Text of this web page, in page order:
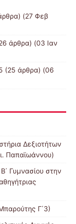
(27 Φεβ
άρθρα) (03 Ιαν
(25 άρθρα) (06
Δεξιοτήτων
Παπαϊωάννου)
Γυμνασίου στην
Γ΄3)